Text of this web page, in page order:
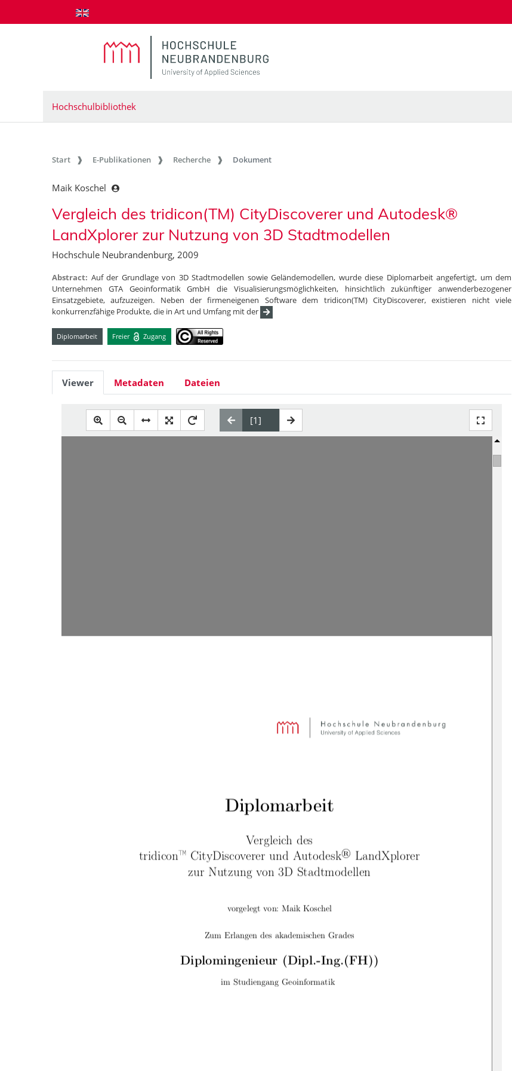
zum Inhalt springen
Hochschulbibliothek
Start E-Publikationen Recherche Dokument
Maik Koschel
Vergleich des tridicon(TM) CityDiscoverer und Autodesk®
LandXplorer zur Nutzung von 3D Stadtmodellen
Hochschule Neubrandenburg, 2009
Abstract: Auf der Grundlage von 3D Stadtmodellen sowie Geländemodellen, wurde diese Diplomarbeit angefertigt, um dem
Unternehmen GTA Geoinformatik GmbH die Visualisierungsmöglichkeiten, hinsichtlich zukünftiger anwenderbezogener
Einsatzgebiete, aufzuzeigen. Neben der firmeneigenen Software dem tridicon(TM) CityDiscoverer, existieren nicht viele
konkurrenzfähige Produkte, die in Art und Umfang mit der
Diplomarbeit Freier Zugang
Viewer Metadaten Dateien
Diplomarbeit
Vergleich des
tridicon ™ CityDiscoverer und Autodesk®
LandXplorer
zur Nutzung von 3D Stadtmodellen
vorgelegt von: Maik Koschel
Zum Erlangen des akademischen Grades
Diplomingenieur (Dipl.-Ing.(FH))
im Studiengang Geoinformatik